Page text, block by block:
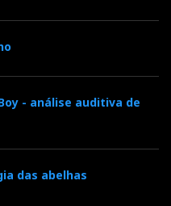
- análise auditiva de
das abelhas